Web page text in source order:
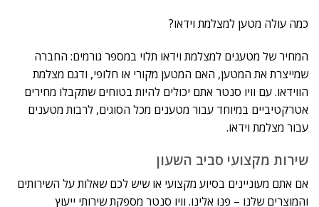
כמה עולה מטען למצלמת וידאו?
המחיר של מטענים למצלמת וידאו תלוי במספר גורמים: החברה
שמייצרת את המטען, האם המטען מקורי או חלופי, ודגם מצלמת
הווידאו. עם וויו סנטר אתם יכולים להיות בטוחים שתקבלו מחירים
אטרקטיביים במיוחד עבור מטענים מכל הסוגים, לרבות מטענים
עבור מצלמת וידאו.
שירות מקצועי סביב השעון
אם אתם מעוניינים בסיוע מקצועי או שיש לכם שאלות על השירותים
והמוצרים שלנו – פנו אלינו. וויו סנטר מספקת שירותי ייעוץ